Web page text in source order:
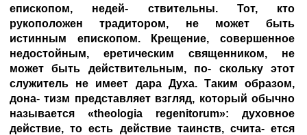
епископом, недей- ствительны. Тот, кто
рукоположен традитором, не может быть
истинным епископом. Крещение, совершенное
недостойным, еретическим священником, не
может быть действительным, по- скольку этот
служитель не имеет дара Духа. Таким образом,
дона- тизм представляет взгляд, который обычно
называется «theologia regenitorum»: духовное
действие, то есть действие таинств, счита- ется